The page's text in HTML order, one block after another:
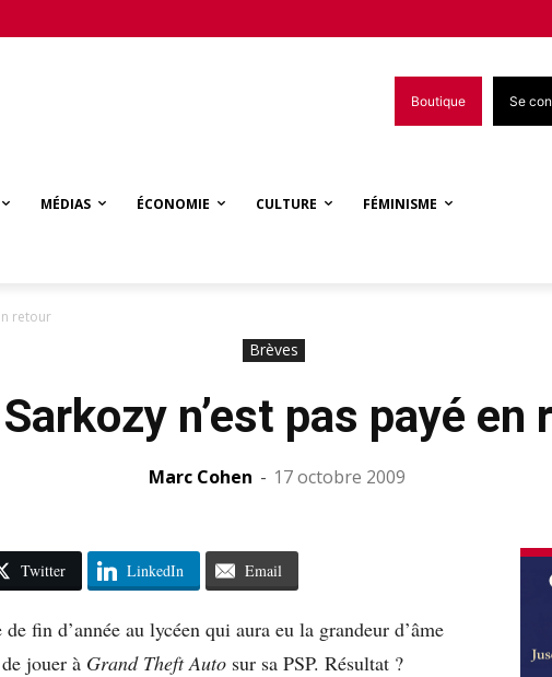
Boutique Se
MÉDIAS ÉCONOMIE CULTURE FÉMINISME
retour
Brèves
n’est pas payé en
Marc Cohen - 17 octobre 2009
Twitter LinkedIn Email
fin d’année au lycéen qui aura eu la grandeur d’âme
jouer à Grand Theft Auto sur sa PSP. Résultat ?